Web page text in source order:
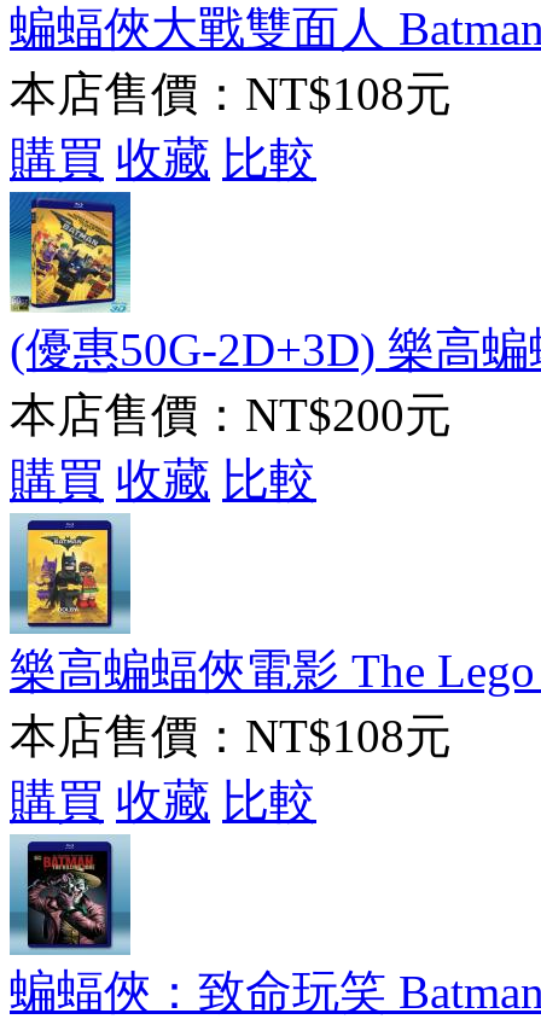
蝙蝠俠大戰雙面人
本店售價： NT$108元
購買 收藏 比較
(優惠50G-2D+3D) 樂高
本店售價： NT$200元
購買 收藏 比較
樂高蝙蝠俠電影 The
本店售價： NT$108元
購買 收藏 比較
蝙蝠俠：致命玩笑